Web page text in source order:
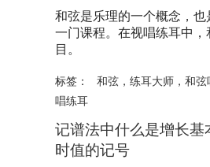
和弦是乐理的一个概念，
一门课程。在视唱练耳中
目。
标签： 和弦， 练耳大师， 和弦
唱练耳
记谱法中什么是增长
时值的记号